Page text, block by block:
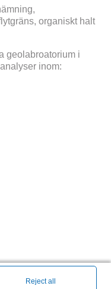
organiskt halt
geolabroatorium i
inom:
Reject all